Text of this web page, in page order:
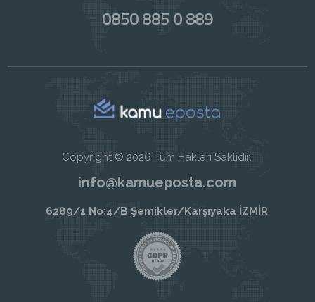
0850 885 0 889
Copyright © 2026 Tüm Hakları Saklıdır.
info@kamueposta.com
6289/1 No:4/B Şemikler/Karşıyaka İZMİR